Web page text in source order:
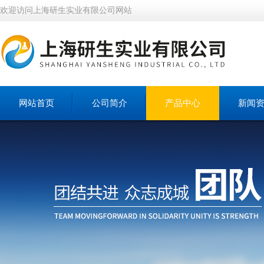
欢迎访问上海研生实业有限公司网站
网站首页 公司简介 产品中心 新闻